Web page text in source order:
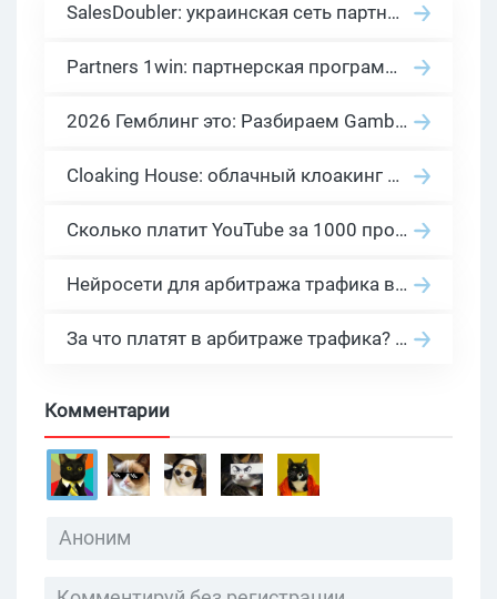
SalesDoubler: украинская сеть партнерских программ с оплатой за действие
Partners 1win: партнерская программа казино в нише гемблинг арбитраж
2026 Гемблинг это: Разбираем Gambling вертикаль, и все что связано с гемблинг и беттинг офферами
Cloaking House: облачный клоакинг для фильтрации ботов FB и Google Ads — гайд PHP-интеграции 2026
Сколько платит YouTube за 1000 просмотров в 2026: реальные цифры от 0.5 до 36 USD по ГЕО
Нейросети для арбитража трафика в 2026: инструменты, кейсы и AI-медиабайеры
За что платят в арбитраже трафика? 30 моделей оплаты в бурж и СНГ партнерках
Комментарии